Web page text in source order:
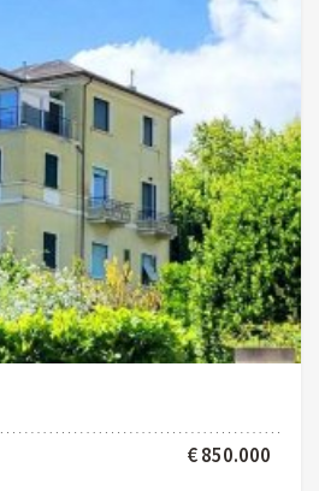
€ 850.000